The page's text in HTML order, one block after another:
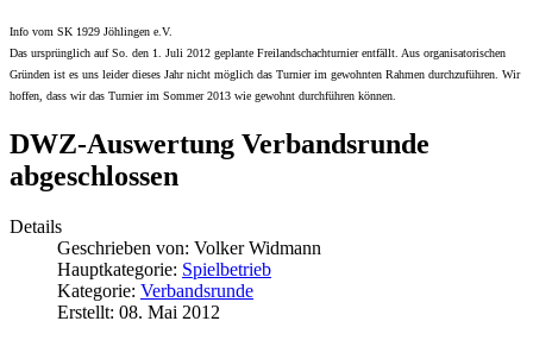
Info vom SK 1929 Jöhlingen e.V.
Das ursprünglich auf So. den 1. Juli 2012 geplante Freilandschachturnier entfällt. Aus organisatorischen
Gründen ist es uns leider dieses Jahr nicht möglich das Turnier im gewohnten Rahmen durchzuführen. Wir
hoffen, dass wir das Turnier im Sommer 2013 wie gewohnt durchführen können.
DWZ-Auswertung Verbandsrunde
abgeschlossen
Details
Geschrieben von: Volker Widmann
Hauptkategorie: Spielbetrieb
Kategorie: Verbandsrunde
Erstellt: 08. Mai 2012